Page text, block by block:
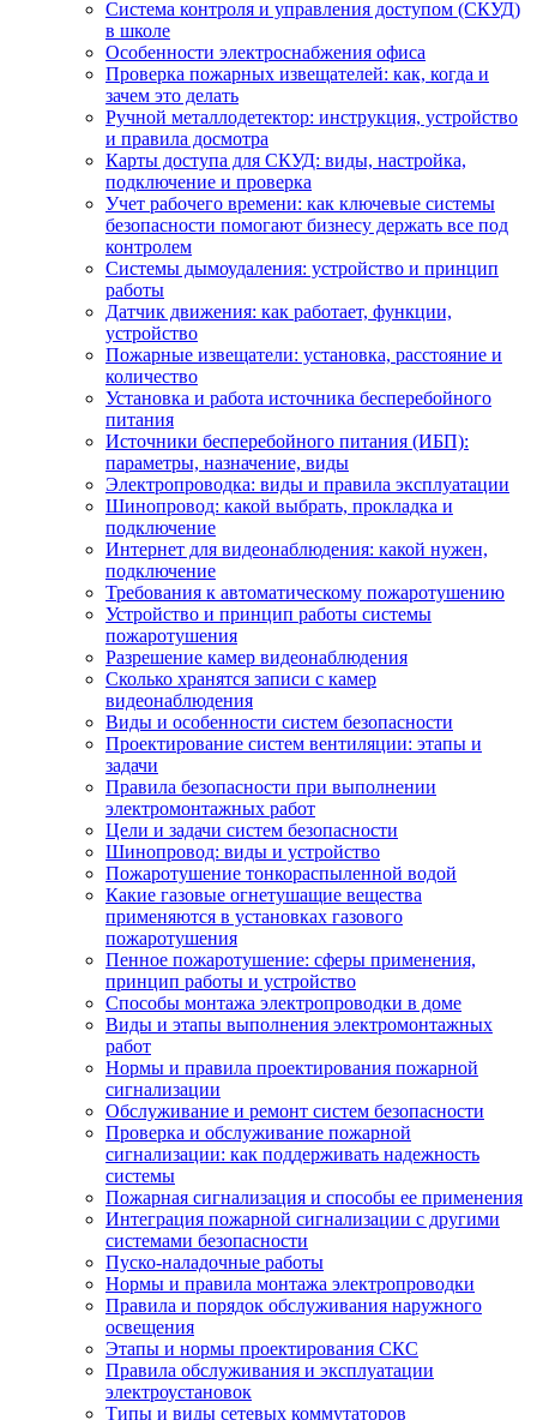
Система контроля и управления доступом (СКУД)
в школе
Особенности электроснабжения офиса
Проверка пожарных извещателей: как, когда и
зачем это делать
Ручной металлодетектор: инструкция, устройство
и правила досмотра
Карты доступа для СКУД: виды, настройка,
подключение и проверка
Учет рабочего времени: как ключевые системы
безопасности помогают бизнесу держать все под
контролем
Системы дымоудаления: устройство и принцип
работы
Датчик движения: как работает, функции,
устройство
Пожарные извещатели: установка, расстояние и
количество
Установка и работа источника бесперебойного
питания
Источники бесперебойного питания (ИБП):
параметры, назначение, виды
Электропроводка: виды и правила эксплуатации
Шинопровод: какой выбрать, прокладка и
подключение
Интернет для видеонаблюдения: какой нужен,
подключение
Требования к автоматическому пожаротушению
Устройство и принцип работы системы
пожаротушения
Разрешение камер видеонаблюдения
Сколько хранятся записи с камер
видеонаблюдения
Виды и особенности систем безопасности
Проектирование систем вентиляции: этапы и
задачи
Правила безопасности при выполнении
электромонтажных работ
Цели и задачи систем безопасности
Шинопровод: виды и устройство
Пожаротушение тонкораспыленной водой
Какие газовые огнетушащие вещества
применяются в установках газового
пожаротушения
Пенное пожаротушение: сферы применения,
принцип работы и устройство
Способы монтажа электропроводки в доме
Виды и этапы выполнения электромонтажных
работ
Нормы и правила проектирования пожарной
сигнализации
Обслуживание и ремонт систем безопасности
Проверка и обслуживание пожарной
сигнализации: как поддерживать надежность
системы
Пожарная сигнализация и способы ее применения
Интеграция пожарной сигнализации с другими
системами безопасности
Пуско-наладочные работы
Нормы и правила монтажа электропроводки
Правила и порядок обслуживания наружного
освещения
Этапы и нормы проектирования СКС
Правила обслуживания и эксплуатации
электроустановок
Типы и виды сетевых коммутаторов